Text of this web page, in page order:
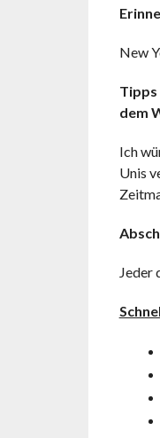
New
Tipps
dem
Ich
Unis
Jeder